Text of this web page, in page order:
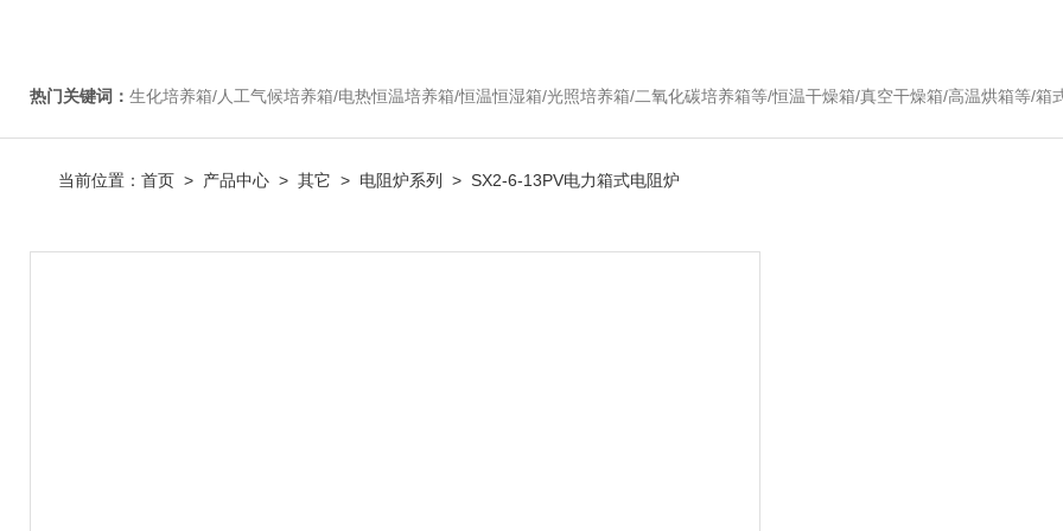
热门关键词： 生化培养箱/人工气候培养箱/电热恒温培养箱/恒温恒湿箱/光照培养箱/二氧化碳培养箱等/恒温干燥箱/真空干燥箱/高温烘箱等/箱式电阻炉/陶瓷纤维马弗炉/高温马弗炉/管式炉/气氛炉/试验箱/摇床/振荡器/水槽/
当前位置： 首页 > 产品中心 > 其它 > 电阻炉系列 > SX2-6-13PV电力箱式电阻炉